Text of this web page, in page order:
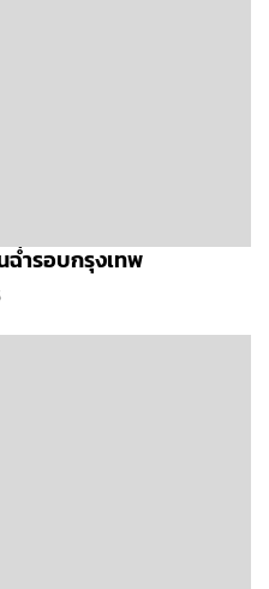
ฉ่ำรอบกรุงเทพ